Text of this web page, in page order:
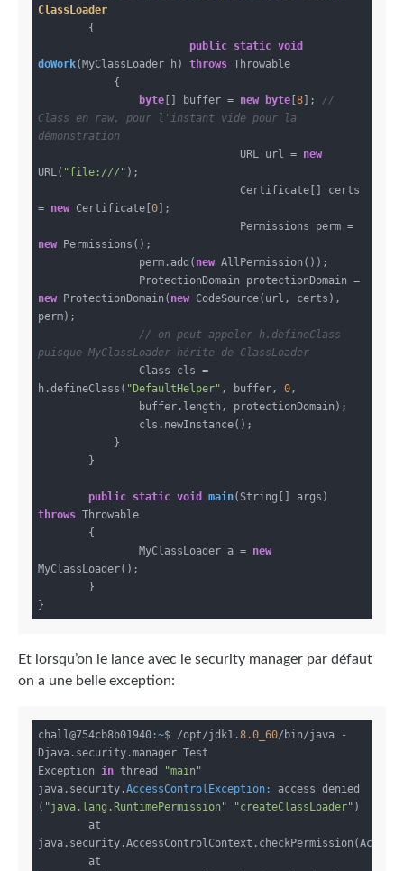
ClassLoader
{
public static void
doWork(MyClassLoader h) throws Throwable
{
byte [] buffer = new byte [8 ]; //
Class en raw, pour l'instant vide pour la
démonstration
				URL url =
new
URL( "file:///" );
= new Certificate[0 ];
new Permissions();
                perm.add(
new AllPermission());
new ProtectionDomain( new CodeSource(url, certs),
perm);
// on peut appeler h.defineClass
puisque MyClassLoader hérite de ClassLoader
h.defineClass( "DefaultHelper" , buffer, 0,
public static void main(String[] args)
throws Throwable
{
                MyClassLoader a =
new
MyClassLoader();
Et lorsqu’on le lance avec le security manager par défaut
on a une belle exception:
chall@754cb8b01940:~$ /opt/jdk1.8.0_60/bin/java -
Djava.security.manager Test
Exception in thread
"main"
java.security.AccessControlException:
access denied
( "java.lang.RuntimePermission" "createClassLoader" )